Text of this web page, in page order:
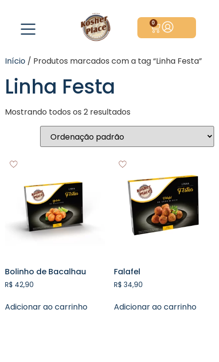
0
Início / Produtos marcados com a tag “Linha Festa”
Linha Festa
Mostrando todos os 2 resultados
Bolinho de Bacalhau
R$ 42,90
Adicionar ao carrinho
Falafel
R$ 34,90
Adicionar ao carrinho